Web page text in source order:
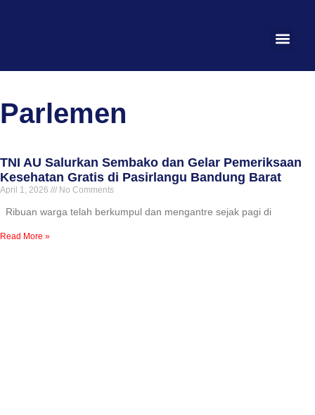
Parlemen
TNI AU Salurkan Sembako dan Gelar Pemeriksaan
Kesehatan Gratis di Pasirlangu Bandung Barat
April 1, 2026 No Comments
Ribuan warga telah berkumpul dan mengantre sejak pagi di
Read More »